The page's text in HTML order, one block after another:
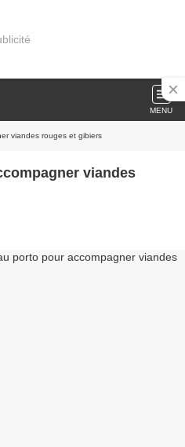
MENU
viandes rouges et gibiers
viandes